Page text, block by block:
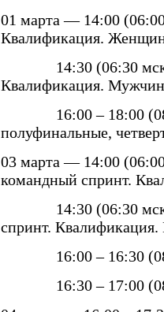
01 марта — 14:00
Квалификация.
14:30 (06:30 мск.)
Квалификация.
16:00 – 18:00
полуфинальные,
03 марта — 14:00
командный спринт.
14:30 (06:30 мск.) –
спринт.
16:00 – 16:30
16:30 – 17:00